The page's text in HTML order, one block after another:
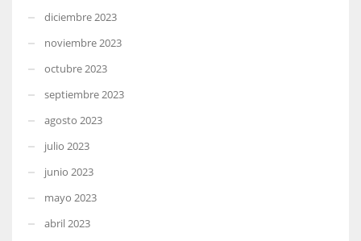
diciembre 2023
noviembre 2023
octubre 2023
septiembre 2023
agosto 2023
julio 2023
junio 2023
mayo 2023
abril 2023